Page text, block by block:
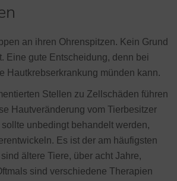
an ihren Ohrenspitzen. Kein Grund
Eine gute Entscheidung, denn bei
Hautkrebserkrankung münden kann.
Stellen zu Zellschäden führen
Hautveränderung vom Tierbesitzer
unbedingt behandelt werden,
Es ist der am häufigsten
ältere Tiere, über acht Jahre,
sind verschiedene Therapien